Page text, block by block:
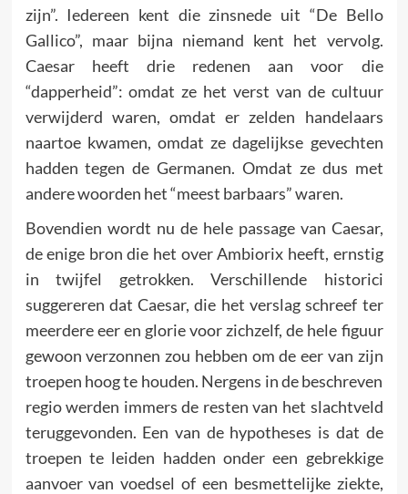
zijn”. Iedereen kent die zinsnede uit “De Bello
Gallico”, maar bijna niemand kent het vervolg.
Caesar heeft drie redenen aan voor die
“dapperheid”: omdat ze het verst van de cultuur
verwijderd waren, omdat er zelden handelaars
naartoe kwamen, omdat ze dagelijkse gevechten
hadden tegen de Germanen. Omdat ze dus met
andere woorden het “meest barbaars” waren.
Bovendien wordt nu de hele passage van Caesar,
de enige bron die het over Ambiorix heeft, ernstig
in twijfel getrokken. Verschillende historici
suggereren dat Caesar, die het verslag schreef ter
meerdere eer en glorie voor zichzelf, de hele figuur
gewoon verzonnen zou hebben om de eer van zijn
troepen hoog te houden. Nergens in de beschreven
regio werden immers de resten van het slachtveld
teruggevonden. Een van de hypotheses is dat de
troepen te leiden hadden onder een gebrekkige
aanvoer van voedsel of een besmettelijke ziekte,